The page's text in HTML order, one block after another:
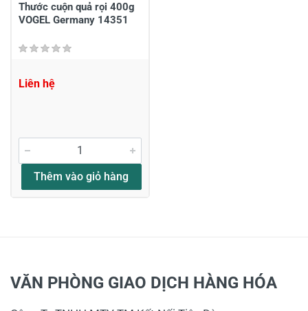
Thước cuộn quả rọi 400g
VOGEL Germany 14351
Liên hệ
Thêm vào giỏ hàng
VĂN PHÒNG GIAO DỊCH HÀNG HÓA